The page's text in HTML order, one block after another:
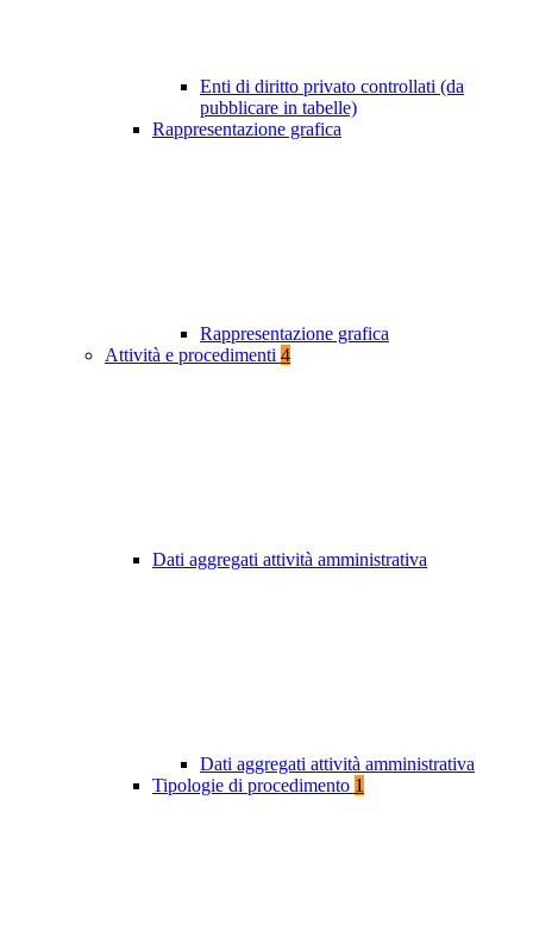
Enti di diritto privato controllati (da
pubblicare in tabelle)
Rappresentazione grafica
Rappresentazione grafica
Attività e procedimenti 4
Dati aggregati attività amministrativa
Dati aggregati attività amministrativa
Tipologie di procedimento 1